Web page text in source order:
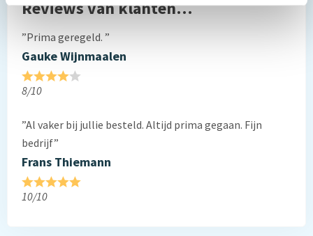
Reviews van klanten…
”Prima geregeld. ”
Gauke Wijnmaalen
8/10
”Al vaker bij jullie besteld. Altijd prima gegaan. Fijn
bedrijf”
Frans Thiemann
10/10